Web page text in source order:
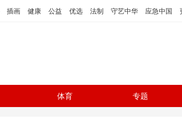
插画 健康 公益 优选 法制 守艺中华 应急中国
体育 专题